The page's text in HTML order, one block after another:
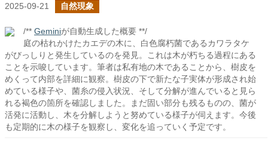
2025-09-21 自然現象
/** Geminiが自動生成した概要 **/
庭の枯れかけたカエデの木に、白色腐朽菌であるカワラタケ
がびっしりと発生しているのを発見。これは木が朽ちる過程にある
ことを示唆しています。筆者は私有地の木であることから、樹皮を
めくって内部を詳細に観察。樹皮の下で新たな子実体が形成され始
めている様子や、菌糸の侵入状況、そして分解が進んでいると見ら
れる褐色の箇所を確認しました。まだ固い部分も残るものの、菌が
活発に活動し、木を分解しようと努めている様子が伺えます。今後
も定期的に木の様子を観察し、変化を追っていく予定です。